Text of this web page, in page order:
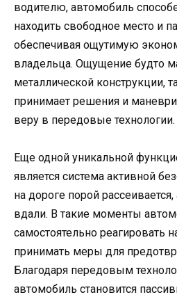
водителю, автомобиль
находить свободное место и
обеспечивая ощутимую
владельца. Ощущение будто
металлической конструкции,
принимает решения и
веру в передовые технологии.
Еще одной уникальной
является система активной
на дороге порой
вдали. В такие моменты
самостоятельно реагировать
принимать меры для
Благодаря передовым
автомобиль становится